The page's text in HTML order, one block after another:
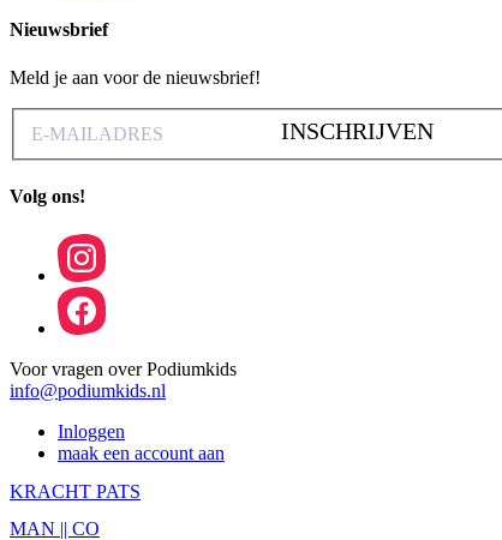
Nieuwsbrief
Meld je aan voor de nieuwsbrief!
INSCHRIJVEN
Volg ons!
Voor vragen over Podiumkids
info@podiumkids.nl
Inloggen
maak een account aan
KRACHT PATS
MAN || CO